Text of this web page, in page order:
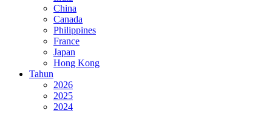
China
Canada
Philippines
France
Japan
Hong Kong
Tahun
2026
2025
2024